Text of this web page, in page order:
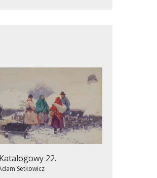
22.
Setkowicz